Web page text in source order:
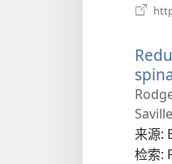
来源‎:
检索‎: